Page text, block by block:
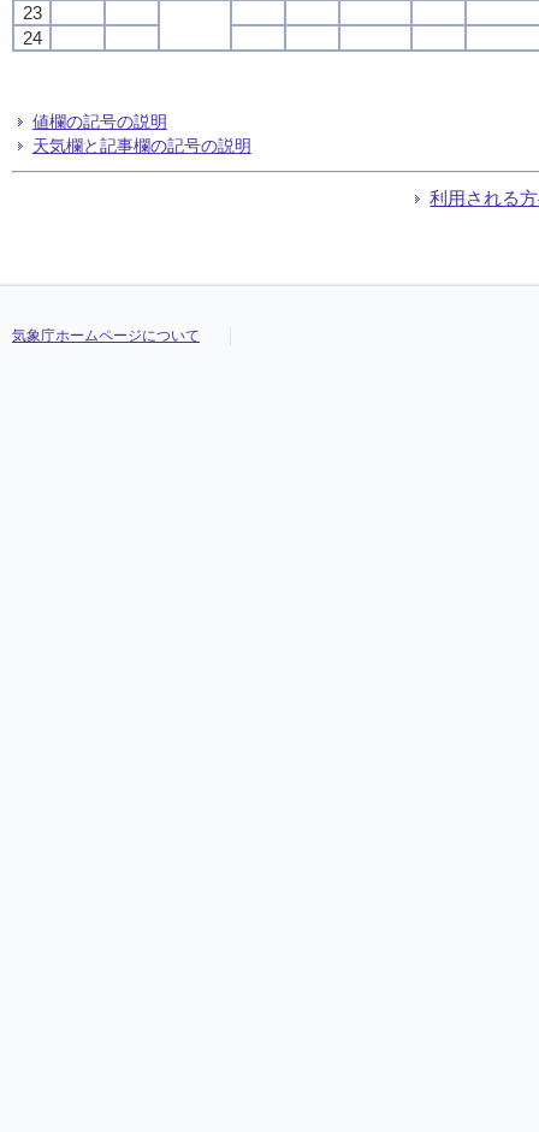
23
24
値欄の記号の説明
天気欄と記事欄の記号の説明
利用される
気象庁ホームページについて